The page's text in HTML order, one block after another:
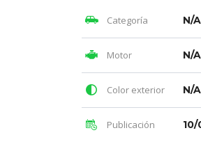
Categoría N/A
Motor N/A
Color exterior N/A
Publicación